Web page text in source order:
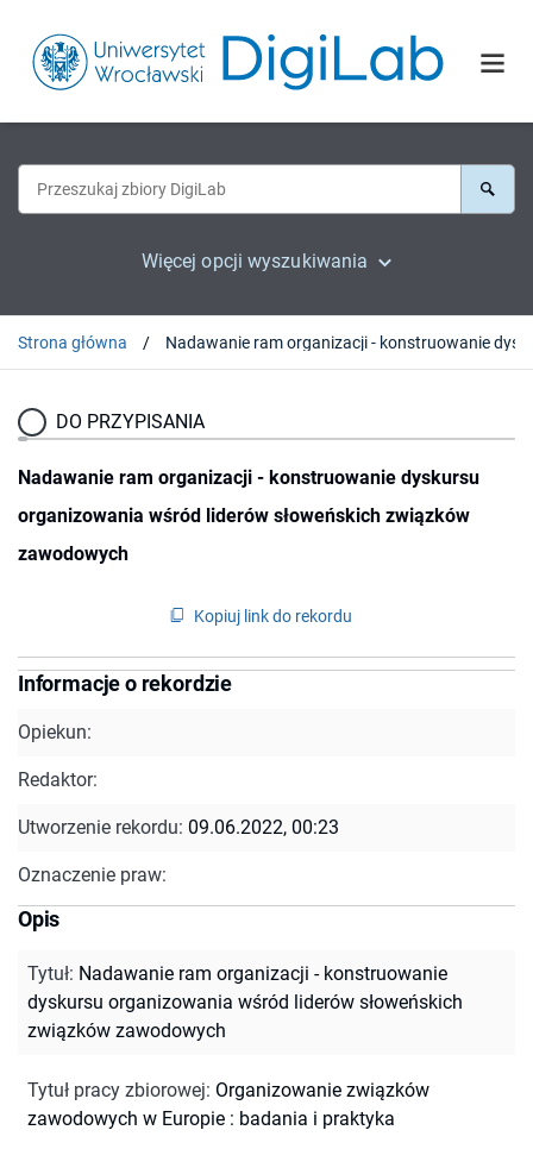
Więcej opcji wyszukiwania
Strona główna
DO PRZYPISANIA
Nadawanie ram organizacji - konstruowanie dyskursu
organizowania wśród liderów słoweńskich związków
zawodowych
Kopiuj link do rekordu
Informacje o rekordzie
Opiekun:
Redaktor:
Utworzenie rekordu: 09.06.2022, 00:23
Oznaczenie praw:
Opis
Tytuł: Nadawanie ram organizacji - konstruowanie
dyskursu organizowania wśród liderów słoweńskich
związków zawodowych
Tytuł pracy zbiorowej: Organizowanie związków
zawodowych w Europie : badania i praktyka